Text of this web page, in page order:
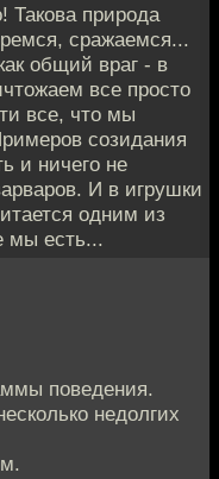
Такова природа
сражаемся...
общий враг - в
все просто
все, что мы
созидания
и ничего не
И в игрушки
одним из
мы есть...
поведения.
недолгих